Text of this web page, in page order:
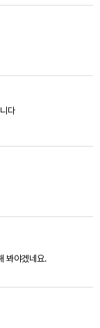
다
봐야겠네요.